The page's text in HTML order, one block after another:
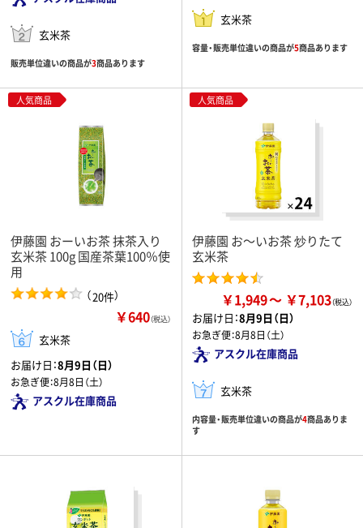
玄米茶
販売単位違いの商品が3商品あります
玄米茶
容量・販売単位違いの商品が5商品あります
人気商品
伊藤園 おーいお茶 抹茶入り
玄米茶 100g 国産茶葉100％使
用
（20件）
￥640（税込）
玄米茶
お届け日：8月9日（日）
お急ぎ便：8月8日（土）
アスクル在庫商品
人気商品
伊藤園 お～いお茶 炒りたて
玄米茶
￥1,949 ￥7,103
お届け日：8月9日（日）
お急ぎ便：8月8日（土）
アスクル在庫商品
玄米茶
内容量・販売単位違いの商品が4商品ありま
す